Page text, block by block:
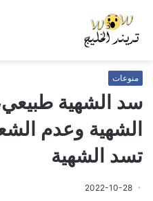
منوعات
سد الشهية
الشهية وعدم
تسد الشهية
2022-10-28